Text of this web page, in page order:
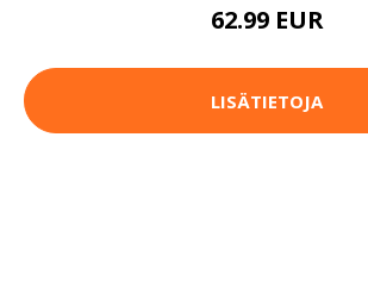
62.99 EUR
LISÄTIETOJA